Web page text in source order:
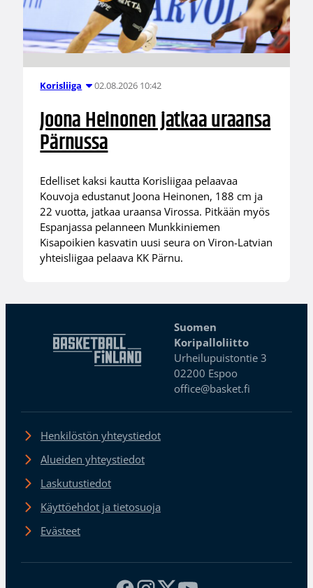
Korisliiga 02.08.2026 10:42
Joona Heinonen jatkaa uraansa
Pärnussa
Edelliset kaksi kautta Korisliigaa pelaavaa
Kouvoja edustanut Joona Heinonen, 188 cm ja
22 vuotta, jatkaa uraansa Virossa. Pitkään myös
Espanjassa pelanneen Munkkiniemen
Kisapoikien kasvatin uusi seura on Viron-Latvian
yhteisliigaa pelaava KK Pärnu.
Suomen
Koripalloliitto
Urheilupuistontie 3
02200 Espoo
office@basket.fi
Henkilöstön yhteystiedot
Alueiden yhteystiedot
Laskutustiedot
Käyttöehdot ja tietosuoja
Evästeet